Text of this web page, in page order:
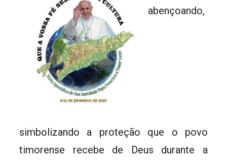
abençoando,
simbolizando a proteção que o povo
timorense recebe de Deus durante a